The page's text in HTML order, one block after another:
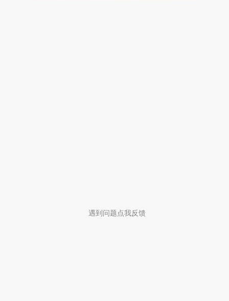
遇到问题点我反馈